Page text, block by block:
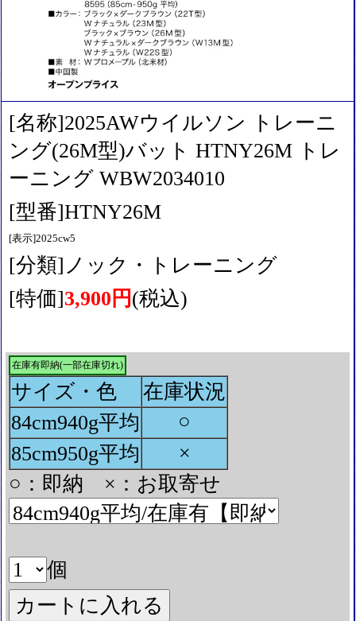
[名称]2025AWウイルソン トレーニ
ング(26M型)バット HTNY26M トレ
ーニング WBW2034010
[型番]HTNY26M
[表示]2025cw5
[分類]ノック・トレーニング
[特価]3,900円 (税込)
在庫有即納(一部在庫切れ)
サイズ・色
在庫状況
84cm940g平均
○
85cm950g平均
×
○：即納 ×：お取寄せ
個